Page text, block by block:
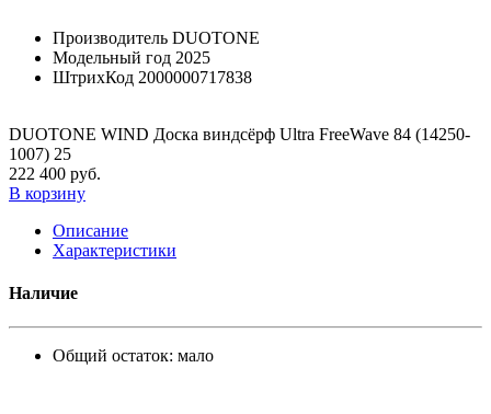
Производитель DUOTONE
Модельный год 2025
ШтрихКод 2000000717838
DUOTONE WIND Доска виндсёрф Ultra FreeWave 84 (14250-
1007) 25
222 400 руб.
В корзину
Описание
Характеристики
Наличие
Общий остаток: мало